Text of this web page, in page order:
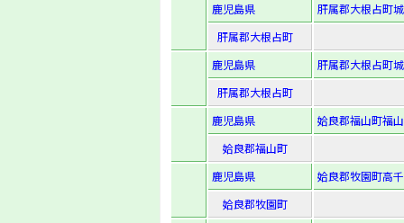
鹿児島県
肝属郡大根占町
肝属郡大根占町
鹿児島県
肝属郡大根占町
肝属郡大根占町
鹿児島県
姶良郡福山町福
姶良郡福山町
鹿児島県
姶良郡牧園町高
姶良郡牧園町